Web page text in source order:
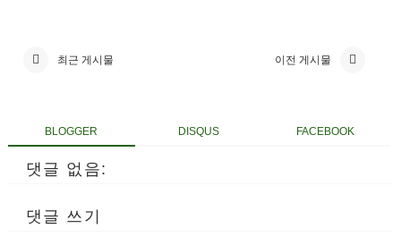
최근 게시물 이전 게시물
BLOGGER DISQUS FACEBOOK
댓글 없음:
댓글 쓰기